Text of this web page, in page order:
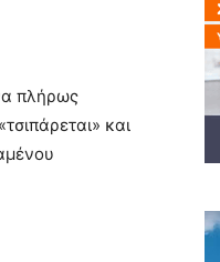
πλήρως
και